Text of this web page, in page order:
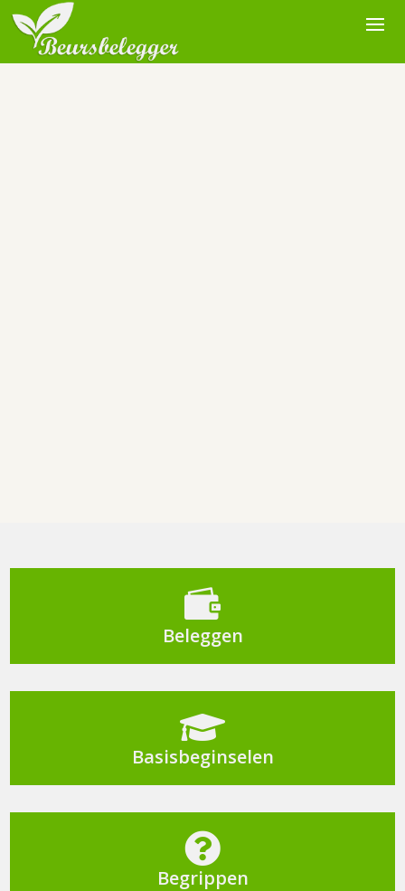

Beleggen

Basisbeginselen

Begrippen